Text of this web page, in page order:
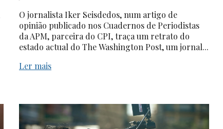
O jornalista Iker Seisdedos, num artigo de
opinião publicado nos Cuadernos de Periodistas
da APM, parceira do CPI, traça um retrato do
estado actual do The Washington Post, um jornal...
Ler mais